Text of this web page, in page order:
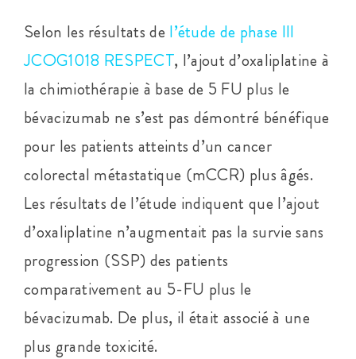
Selon les résultats de l’étude de phase III
JCOG1018 RESPECT, l’ajout d’oxaliplatine à
la chimiothérapie à base de 5 FU plus le
bévacizumab ne s’est pas démontré bénéfique
pour les patients atteints d’un cancer
colorectal métastatique (mCCR) plus âgés.
Les résultats de l’étude indiquent que l’ajout
d’oxaliplatine n’augmentait pas la survie sans
progression (SSP) des patients
comparativement au 5-FU plus le
bévacizumab. De plus, il était associé à une
plus grande toxicité.